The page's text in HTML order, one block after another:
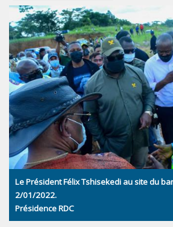
Le Président Félix Tshisekedi au site du
2/01/2022.
Présidence RDC